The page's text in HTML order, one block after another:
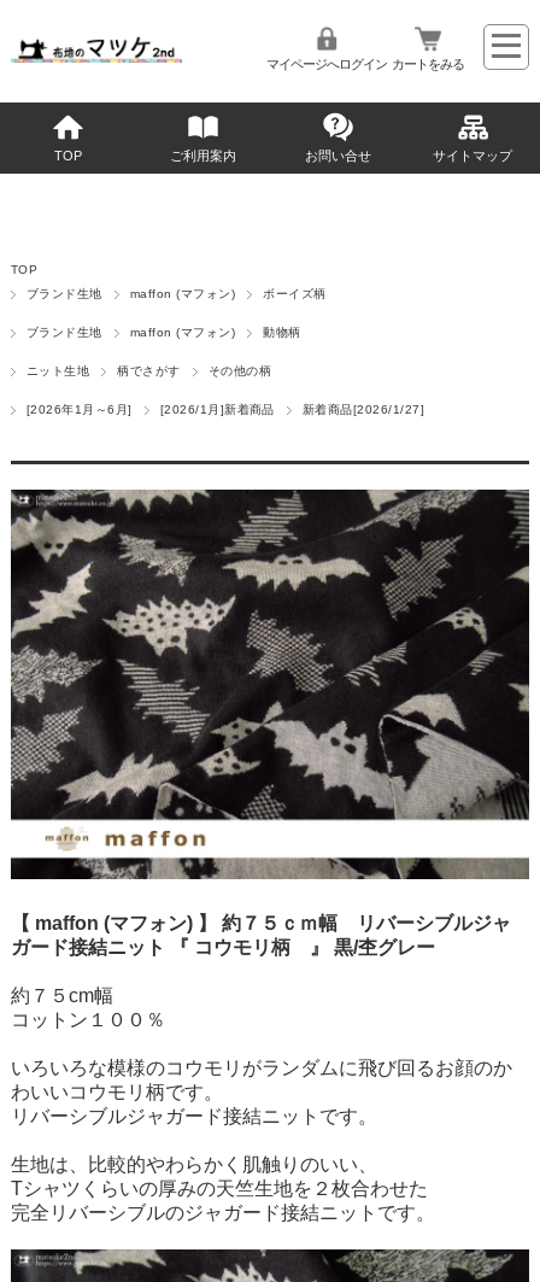
マイページへログイン カートをみる
TOP ご利用案内 お問い合せ サイトマップ
TOP
ブランド生地
maffon (マフォン) ボーイズ柄
ブランド生地 maffon (マフォン) 動物柄
ニット生地 柄でさがす その他の柄
[2026年1月～6月] [2026/1月]新着商品 新着商品[2026/1/27]
【 maffon (マフォン) 】 約７５ｃｍ幅 リバーシブルジャ
ガード接結ニット 『 コウモリ柄 』 黒/杢グレー
約７５cm幅
コットン１００％
いろいろな模様のコウモリがランダムに飛び回るお顔のか
わいいコウモリ柄です。
リバーシブルジャガード接結ニットです。
生地は、比較的やわらかく肌触りのいい、
Tシャツくらいの厚みの天竺生地を２枚合わせた
完全リバーシブルのジャガード接結ニットです。